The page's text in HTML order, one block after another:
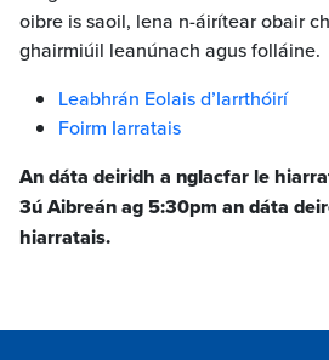
oibre is saoil, lena n-áirítear obair
ghairmiúil leanúnach agus folláine.
Leabhrán Eolais d’Iarrthóirí
Foirm Iarratais
An dáta deiridh a nglacfar le
3ú Aibreán ag 5:30pm an dáta
hiarratais.